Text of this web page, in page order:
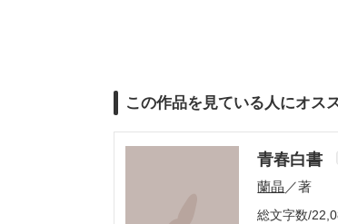
この作品を見ている人にオス
青春白書
蘭晶 ／著
総文字数/